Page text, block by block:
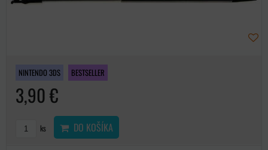
NINTENDO 3DS BESTSELLER
3,90 €
ks DO KOŠÍKA